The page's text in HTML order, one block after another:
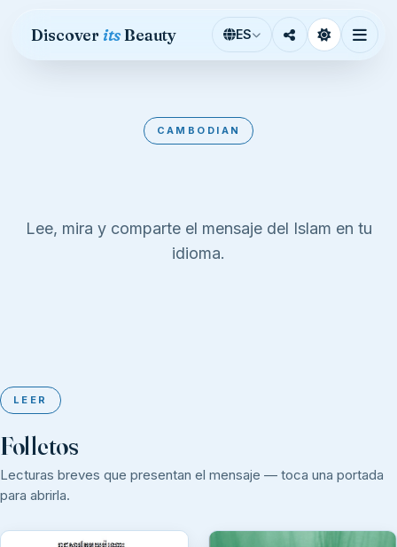
Discover itsBeauty ES
CAMBODIAN
Lee, mira y comparte el mensaje del Islam en tu
idioma.
LEER
Folletos
Lecturas breves que presentan el mensaje — toca una portada
para abrirla.